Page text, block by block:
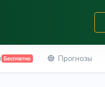
Бесплатно Прогнозы